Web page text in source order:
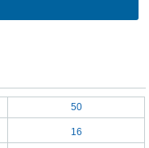
50
16